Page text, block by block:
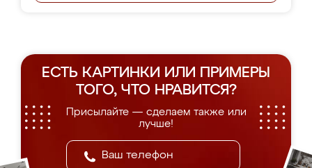
ЕСТЬ КАРТИНКИ ИЛИ ПРИМЕРЫ
ТОГО, ЧТО НРАВИТСЯ?
Присылайте — сделаем также или
лучше!